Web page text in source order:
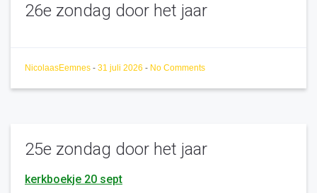
26e zondag door het jaar
NicolaasEemnes - 31 juli 2026 - No Comments
25e zondag door het jaar
kerkboekje 20 sept